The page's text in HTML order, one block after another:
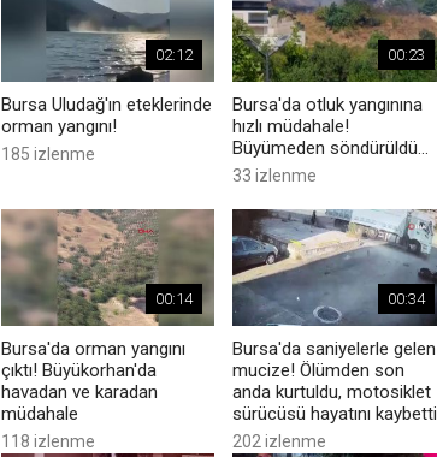
02:12
Bursa Uludağ'ın eteklerinde
orman yangını!
185 izlenme
00:23
Bursa'da otluk yangınına
hızlı müdahale!
Büyümeden söndürüldü...
33 izlenme
00:14
Bursa'da orman yangını
çıktı! Büyükorhan'da
havadan ve karadan
müdahale
118 izlenme
00:34
Bursa'da saniyelerle gelen
mucize! Ölümden son
anda kurtuldu, motosiklet
sürücüsü hayatını kaybetti
202 izlenme